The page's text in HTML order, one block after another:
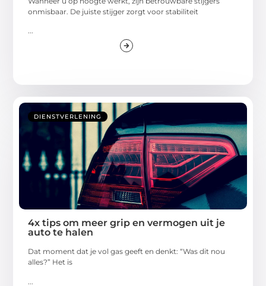
onmisbaar. De juiste stijger zorgt voor stabiliteit
...
DIENSTVERLENING
4x tips om meer grip en vermogen uit je
auto te halen
Dat moment dat je vol gas geeft en denkt: “Was dit nou
alles?” Het is